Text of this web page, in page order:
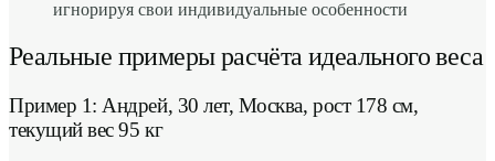
игнорируя свои индивидуальные особенности
Реальные примеры расчёта идеального веса
Пример 1: Андрей, 30 лет, Москва, рост 178 см,
текущий вес 95 кг